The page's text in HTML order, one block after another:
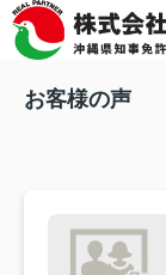
お客様の声